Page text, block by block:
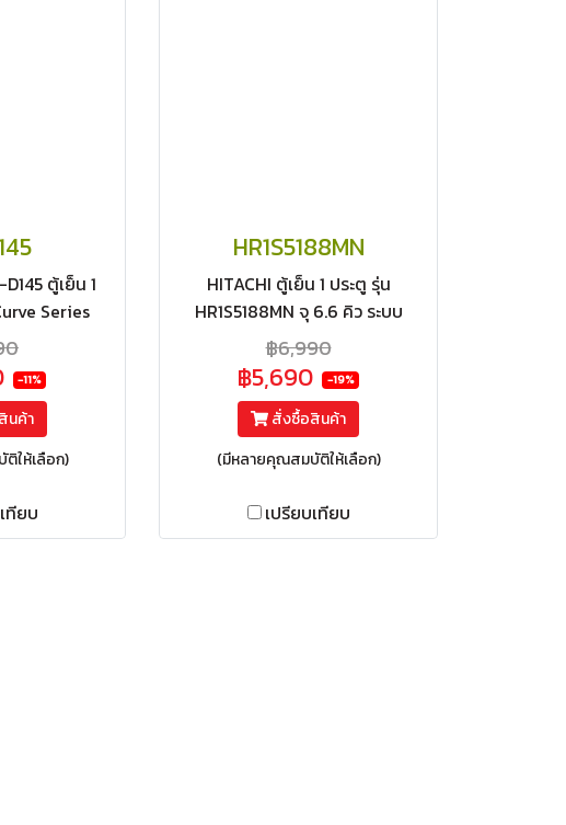
ตู้เย็น 1
Series
-11%
นค้า
ให้เลือก)
ทียบ
HR1S5188MN
HITACHI ตู้เย็น 1 ประตู รุ่น
HR1S5188MN จุ 6.6 คิว ระบบ
ละลายน้ำแข็งอัตโนมัติ (i-
Defrost)
฿6,990
฿5,690 -19%
สั่งซื้อสินค้า
(มีหลายคุณสมบัติให้เลือก)
เปรียบเทียบ